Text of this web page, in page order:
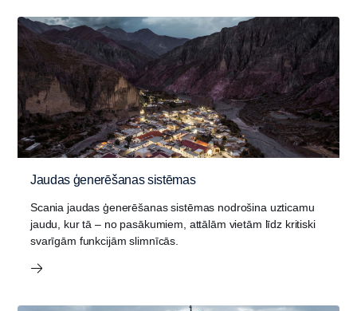
Jaudas ģenerēšanas sistēmas
Scania jaudas ģenerēšanas sistēmas nodrošina uzticamu
jaudu, kur tā – no pasākumiem, attālām vietām līdz kritiski
svarīgām funkcijām slimnīcās.